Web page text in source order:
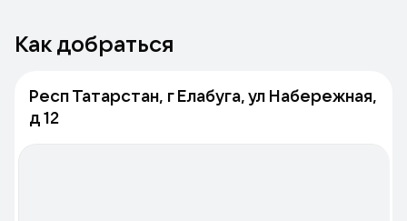
Как добраться
Респ Татарстан, г Елабуга, ул Набережная,
д 12